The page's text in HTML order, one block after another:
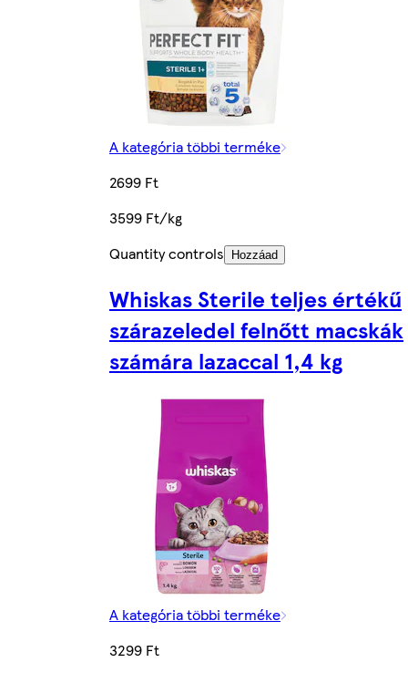
A kategória többi terméke
2699 Ft
3599 Ft/kg
Quantity controls
Hozzáad
Whiskas Sterile teljes értékű
szárazeledel felnőtt macskák
számára lazaccal 1,4 kg
A kategória többi terméke
3299 Ft